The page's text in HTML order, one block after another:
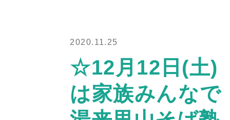
2020.11.25
☆12月12日(土)
は家族みんなで